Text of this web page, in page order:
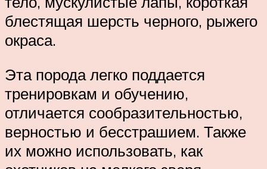
блестящая шерсть черного, рыжего
окраса.
Эта порода легко поддается
тренировкам и обучению,
отличается сообразительностью,
верностью и бесстрашием. Также
их можно использовать, как